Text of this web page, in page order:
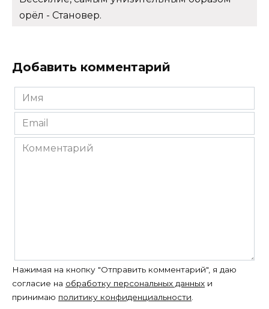
орёл - Становер.
Добавить комментарий
Имя
*
Email
*
Комментарий
Нажимая на кнопку "Отправить комментарий", я даю
согласие на обработку персональных данных и
принимаю политику конфиденциальности.